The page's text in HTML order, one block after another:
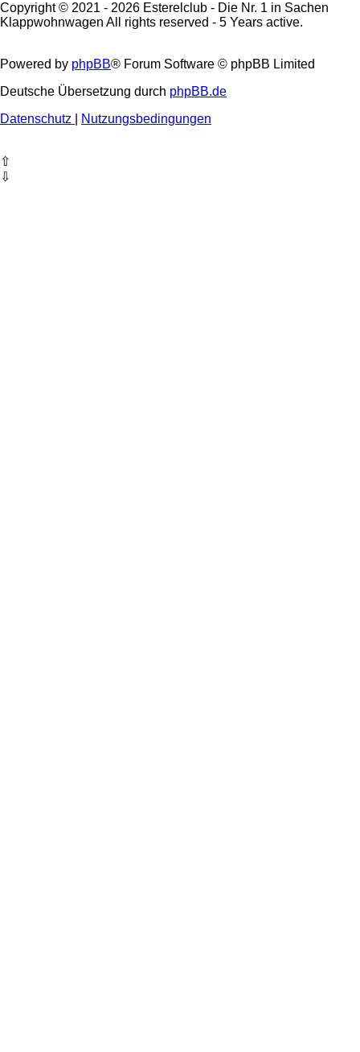
Copyright © 2021 - 2026 Esterelclub - Die Nr. 1 in Sachen
Klappwohnwagen All rights reserved - 5 Years active.
Powered by phpBB® Forum Software © phpBB Limited
Deutsche Übersetzung durch phpBB.de
Datenschutz
Nutzungsbedingungen
⇧
⇩